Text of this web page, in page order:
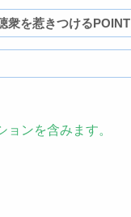
衆を惹きつけるPOINT
ンを含みます。